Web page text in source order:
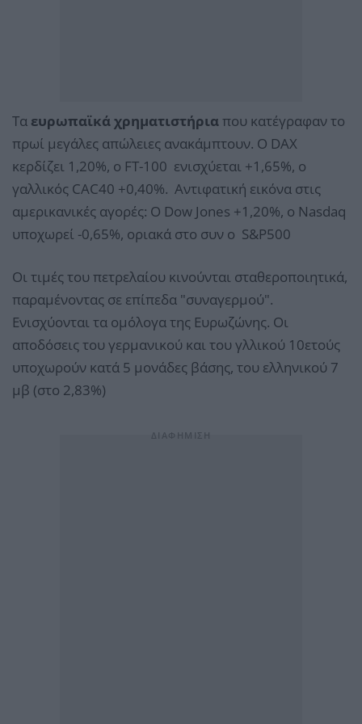
Τα ευρωπαϊκά χρηματιστήριαπου κατέγραφαν το
πρωί μεγάλες απώλειες ανακάμπτουν. Ο DAX
κερδίζει 1,20%, ο FT-100 ενισχύεται +1,65%, ο
γαλλικός CAC40 +0,40%. Αντιφατική εικόνα στις
αμερικανικές αγορές: Ο Dow Jones +1,20%, o Nasdaq
υποχωρεί -0,65%, οριακά στο συν ο S&P500
Οι τιμές του πετρελαίου κινούνται σταθεροποιητικά,
παραμένοντας σε επίπεδα "συναγερμού".
Ενισχύονται τα ομόλογα της Ευρωζώνης. Οι
αποδόσεις του γερμανικού και του γλλικού 10ετούς
υποχωρούν κατά 5 μονάδες βάσης, του ελληνικού 7
μβ (στο 2,83%)